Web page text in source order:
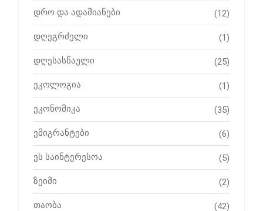
დრო და ადამიანები (12)
დღეგრძელი (1)
დღესასწაული (25)
ეკოლოგია (1)
ეკონომიკა (35)
ემიგრანტები (6)
ეს საინტერესოა (5)
ზეიმი (2)
თაობა (42)